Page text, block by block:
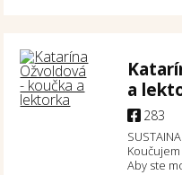
a
283
Aby ste